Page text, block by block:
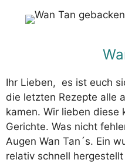
Ihr Lieben, es ist euch
die letzten Rezepte alle
kamen. Wir lieben diese
Gerichte. Was nicht
Augen Wan Tan´s. Ein
relativ schnell